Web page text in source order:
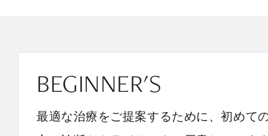
BEGINNER'S
最適な治療をご提案するために、初めて